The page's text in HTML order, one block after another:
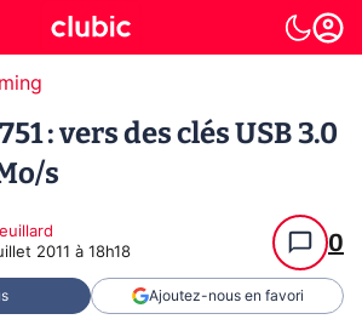
: vers des clés USB 3.0
s
2011 à 18h18 0
Ajoutez-nous en favori